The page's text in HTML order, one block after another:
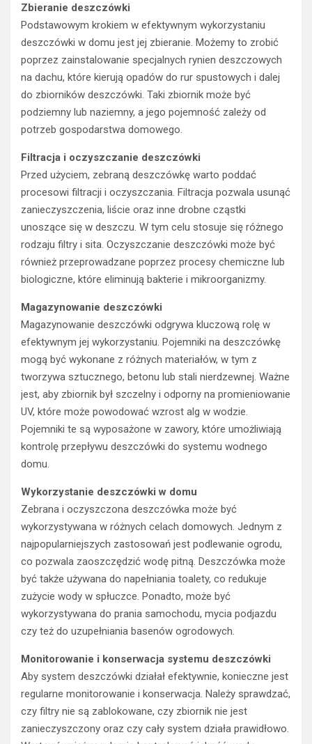
Zbieranie deszczówki
Podstawowym krokiem w efektywnym wykorzystaniu
deszczówki w domu jest jej zbieranie. Możemy to zrobić
poprzez zainstalowanie specjalnych rynien deszczowych
na dachu, które kierują opadów do rur spustowych i dalej
do zbiorników deszczówki. Taki zbiornik może być
podziemny lub naziemny, a jego pojemność zależy od
potrzeb gospodarstwa domowego.
Filtracja i oczyszczanie deszczówki
Przed użyciem, zebraną deszczówkę warto poddać
procesowi filtracji i oczyszczania. Filtracja pozwala usunąć
zanieczyszczenia, liście oraz inne drobne cząstki
unoszące się w deszczu. W tym celu stosuje się różnego
rodzaju filtry i sita. Oczyszczanie deszczówki może być
również przeprowadzane poprzez procesy chemiczne lub
biologiczne, które eliminują bakterie i mikroorganizmy.
Magazynowanie deszczówki
Magazynowanie deszczówki odgrywa kluczową rolę w
efektywnym jej wykorzystaniu. Pojemniki na deszczówkę
mogą być wykonane z różnych materiałów, w tym z
tworzywa sztucznego, betonu lub stali nierdzewnej. Ważne
jest, aby zbiornik był szczelny i odporny na promieniowanie
UV, które może powodować wzrost alg w wodzie.
Pojemniki te są wyposażone w zawory, które umożliwiają
kontrolę przepływu deszczówki do systemu wodnego
domu.
Wykorzystanie deszczówki w domu
Zebrana i oczyszczona deszczówka może być
wykorzystywana w różnych celach domowych. Jednym z
najpopularniejszych zastosowań jest podlewanie ogrodu,
co pozwala zaoszczędzić wodę pitną. Deszczówka może
być także używana do napełniania toalety, co redukuje
zużycie wody w spłuczce. Ponadto, może być
wykorzystywana do prania samochodu, mycia podjazdu
czy też do uzupełniania basenów ogrodowych.
Monitorowanie i konserwacja systemu deszczówki
Aby system deszczówki działał efektywnie, konieczne jest
regularne monitorowanie i konserwacja. Należy sprawdzać,
czy filtry nie są zablokowane, czy zbiornik nie jest
zanieczyszczony oraz czy cały system działa prawidłowo.